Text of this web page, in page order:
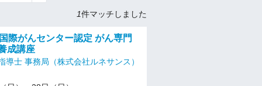
1件マッチしました
際がんセンター認定 がん専門
成講座
導士 事務局（株式会社ルネサンス）